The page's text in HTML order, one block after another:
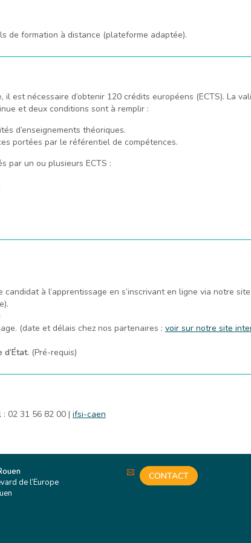
de formation à distance (plateforme adaptée).
est nécessaire d’obtenir 120 crédits européens (ECTS). La
et deux conditions sont à remplir :
d’enseignements théoriques.
portées par le référentiel de compétences.
par un ou plusieurs ECTS :
à l’apprentissage en s’inscrivant en ligne via notre
(date et délais chez nos partenaires : voir sur notre site
(Pré-requis)
: 02 31 56 82 00 | ifsi-caen
de l’Europe
CONTACT